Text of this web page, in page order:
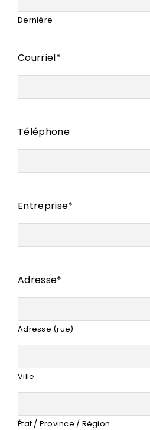
Dernière
Courriel*
Téléphone
Entreprise*
Adresse*
Adresse (rue)
Ville
État / Province / Région